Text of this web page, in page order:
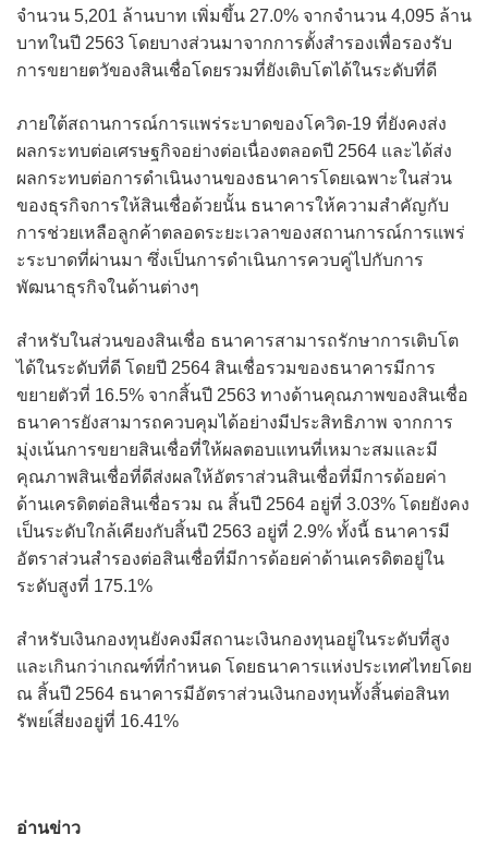
จำนวน 5,201 ล้านบาท เพิ่มขึ้น 27.0% จากจำนวน 4,095 ล้าน
บาทในปี 2563 โดยบางส่วนมาจากการตั้งสำรองเพื่อรองรับ
การขยายตวัของสินเชื่อโดยรวมที่ยังเติบโตได้ในระดับที่ดี
ภายใต้สถานการณ์การแพร่ระบาดของโควิด-19 ที่ยังคงส่ง
ผลกระทบต่อเศรษฐกิจอย่างต่อเนื่องตลอดปี 2564 และได้ส่ง
ผลกระทบต่อการดำเนินงานของธนาคารโดยเฉพาะในส่วน
ของธุรกิจการให้สินเชื่อด้วยนั้น ธนาคารให้ความสำคัญกับ
การช่วยเหลือลูกค้าตลอดระยะเวลาของสถานการณ์การแพร่
ะระบาดที่ผ่านมา ซึ่งเป็นการดำเนินการควบคู่ไปกับการ
พัฒนาธุรกิจในด้านต่างๆ
สำหรับในส่วนของสินเชื่อ ธนาคารสามารถรักษาการเติบโต
ได้ในระดับที่ดี โดยปี 2564 สินเชื่อรวมของธนาคารมีการ
ขยายตัวที่ 16.5% จากสิ้นปี 2563 ทางด้านคุณภาพของสินเชื่อ
ธนาคารยังสามารถควบคุมได้อย่างมีประสิทธิภาพ จากการ
มุ่งเน้นการขยายสินเชื่อที่ให้ผลตอบแทนที่เหมาะสมและมี
คุณภาพสินเชื่อที่ดีส่งผลให้อัตราส่วนสินเชื่อที่มีการด้อยค่า
ด้านเครดิตต่อสินเชื่อรวม ณ สิ้นปี 2564 อยู่ที่ 3.03% โดยยังคง
เป็นระดับใกล้เคียงกับสิ้นปี 2563 อยู่ที่ 2.9% ทั้งนี้ ธนาคารมี
อัตราส่วนสำรองต่อสินเชื่อที่มีการด้อยค่าด้านเครดิตอยู่ใน
ระดับสูงที่ 175.1%
สำหรับเงินกองทุนยังคงมีสถานะเงินกองทุนอยู่ในระดับที่สูง
และเกินกว่าเกณฑ์ที่กำหนด โดยธนาคารแห่งประเทศไทยโดย
ณ สิ้นปี 2564 ธนาคารมีอัตราส่วนเงินกองทุนทั้งสิ้นต่อสินท
รัพยเ์สี่ยงอยู่ที่ 16.41%
อ่านข่าว